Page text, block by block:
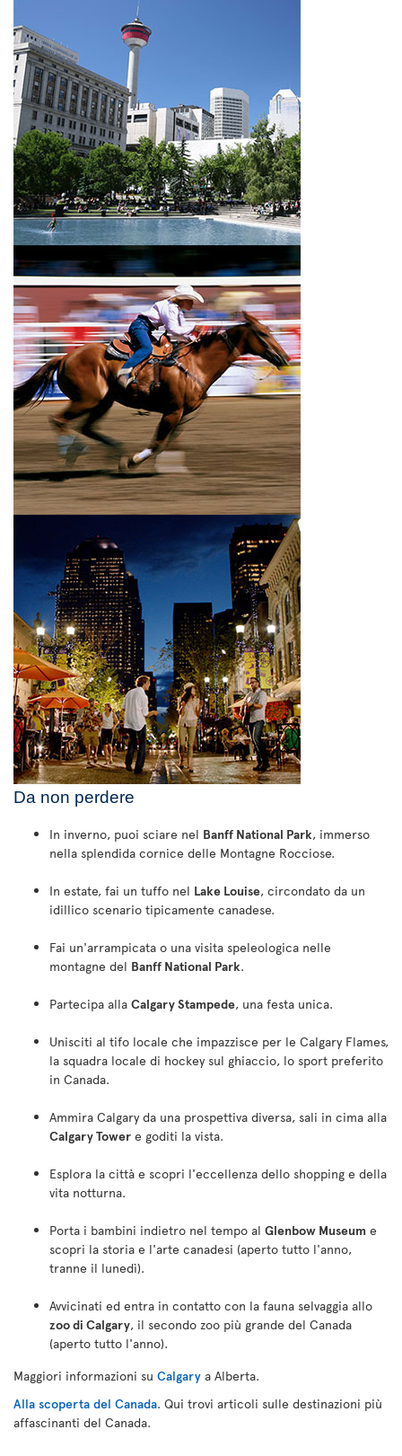
Da non perdere
In inverno, puoi sciare nel Banff National Park, immerso
nella splendida cornice delle Montagne Rocciose.
In estate, fai un tuffo nel Lake Louise, circondato da un
idillico scenario tipicamente canadese.
Fai un'arrampicata o una visita speleologica nelle
montagne del Banff National Park.
Partecipa alla Calgary Stampede, una festa unica.
Unisciti al tifo locale che impazzisce per le Calgary Flames,
la squadra locale di hockey sul ghiaccio, lo sport preferito
in Canada.
Ammira Calgary da una prospettiva diversa, sali in cima alla
Calgary Tower e goditi la vista.
Esplora la città e scopri l'eccellenza dello shopping e della
vita notturna.
Porta i bambini indietro nel tempo al Glenbow Museum e
scopri la storia e l'arte canadesi (aperto tutto l'anno,
tranne il lunedì).
Avvicinati ed entra in contatto con la fauna selvaggia allo
zoo di Calgary, il secondo zoo più grande del Canada
(aperto tutto l'anno).
Maggiori informazioni su Calgary a Alberta.
Alla scoperta del Canada. Qui trovi articoli sulle destinazioni più
affascinanti del Canada.